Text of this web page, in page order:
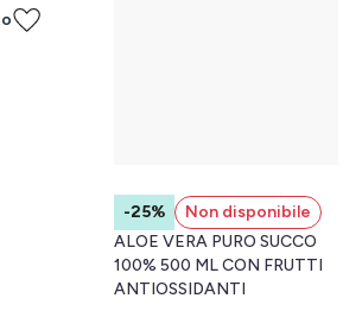
-25%
Non disponibile
ALOE VERA PURO SUCCO
100% 500 ML CON FRUTTI
ANTIOSSIDANTI